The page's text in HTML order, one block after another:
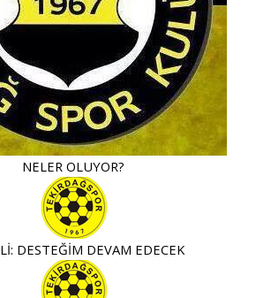
NELER OLUYOR?
DESTEĞİM DEVAM EDECEK